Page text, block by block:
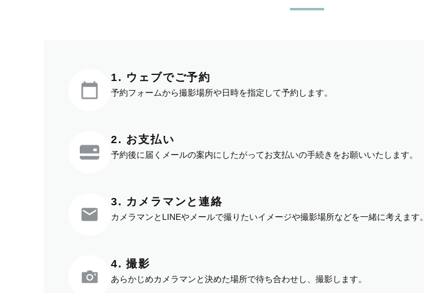
1. ウェブでご予約
予約フォームから撮影場所や日時を指定して予約します。
2. お支払い
予約後に届くメールの案内にしたがってお支払いの手続きをお願いいたします。
3. カメラマンと連絡
カメラマンとLINEやメールで撮りたいイメージや撮影場所などを一緒に考えます。
4. 撮影
あらかじめカメラマンと決めた場所で待ち合わせし、撮影します。